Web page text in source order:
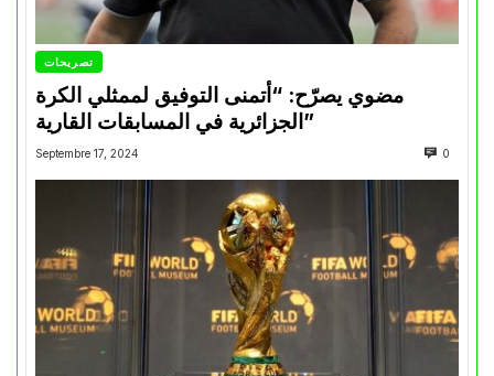
تصريحات
مضوي يصرّح: “أتمنى التوفيق لممثلي الكرة
الجزائرية في المسابقات القارية”
Septembre 17, 2024 0